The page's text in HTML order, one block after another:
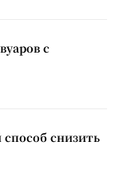
с
способ снизить